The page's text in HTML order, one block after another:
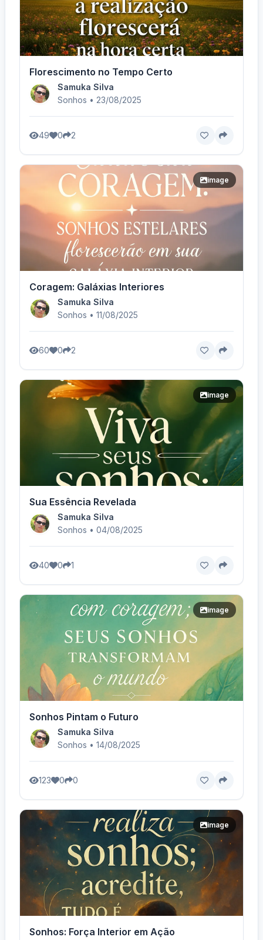
Florescimento no Tempo Certo
Samuka Silva
Sonhos • 23/08/2025
49 0 2
image
Coragem: Galáxias Interiores
Samuka Silva
Sonhos • 11/08/2025
60 0 2
image
Sua Essência Revelada
Samuka Silva
Sonhos • 04/08/2025
40 0 1
image
Sonhos Pintam o Futuro
Samuka Silva
Sonhos • 14/08/2025
123 0 0
image
Sonhos: Força Interior em Ação